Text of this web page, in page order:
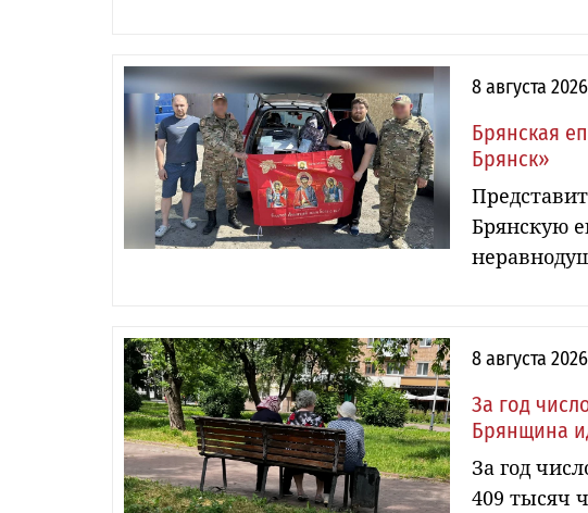
8 августа
Брянская
Брянск»
Брянскую
8 августа
За год
Брянщина
За год
409 тысяч